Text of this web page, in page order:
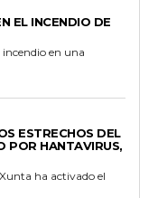
EL INCENDIO DE
en una
ESTRECHOS DEL
POR HANTAVIRUS,
ha activado el